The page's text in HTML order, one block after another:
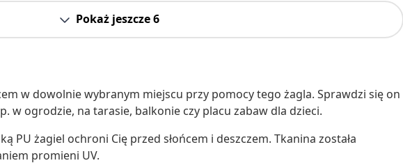
Pokaż jeszcze 6
w dowolnie wybranym miejscu przy pomocy tego żagla. Sprawdzi się on
w ogrodzie, na tarasie, balkonie czy placu zabaw dla dzieci.
PU żagiel ochroni Cię przed słońcem i deszczem. Tkanina została
promieni UV.